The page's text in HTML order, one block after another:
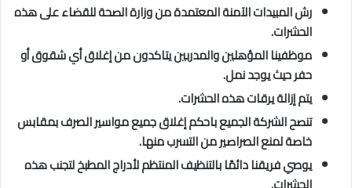
رش المبيدات الآمنة المعتمدة من وزارة الصحة للقضاء على هذه
الحشرات.
موظفينا المؤهلين والمدربين يتاكدون من إغلاق أي شقوق أو
حفر حيث يوجد نمل.
يتم إزالة يرقات هذه الحشرات.
تنصح الشركة الجميع باحكم إغلاق جميع مواسير الصرف بمقابس
خاصة لمنع الصراصير من التسرب منها.
يوصي فريقنا دائمًا بالتنظيف المنتظم لأدراج المطبخ لتجنب هذه